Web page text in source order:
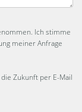
Ich stimme
meiner Anfrage
Zukunft per E-Mail